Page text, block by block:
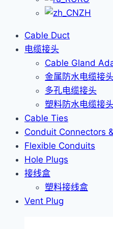
ZH
Cable Duct
电缆接头
Cable Gland
金属防水电缆接头
多孔电缆接头
塑料防水电缆接头
Cable Ties
Conduit Connectors
Flexible Conduits
Hole Plugs
接线盒
塑料接线盒
Vent Plug